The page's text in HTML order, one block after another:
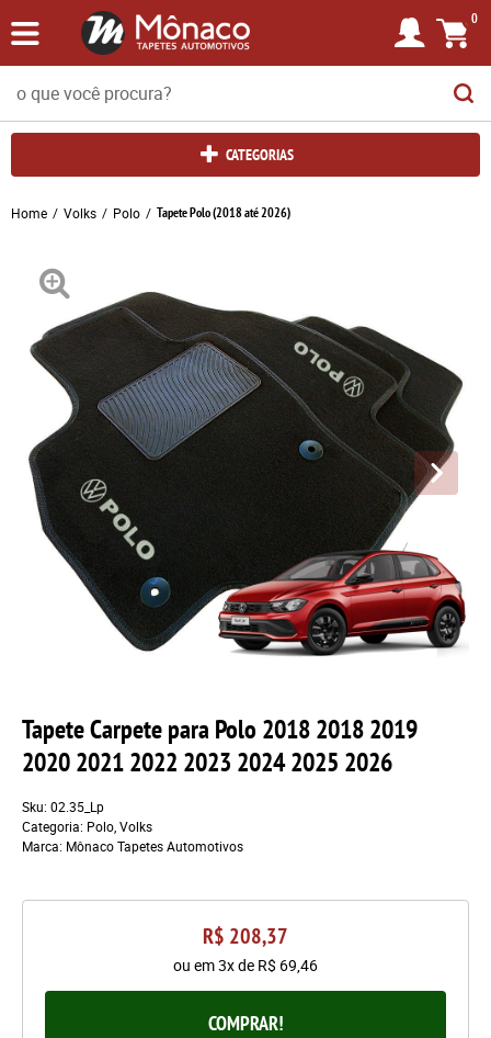
0
CATEGORIAS
Home Volks Polo Tapete Polo (2018 até 2026)
Tapete Carpete para Polo 2018 2018 2019
2020 2021 2022 2023 2024 2025 2026
Sku: 02.35_Lp
Categoria: Polo,Volks
Marca: Mônaco Tapetes Automotivos
R$ 208,37
ou em3xde R$ 69,46
COMPRAR!